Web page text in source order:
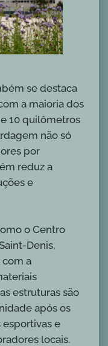
se destaca
a maioria dos
10 quilômetros
não só
por
reduz a
e
o Centro
Denis,
a
estruturas são
após os
e
locais.